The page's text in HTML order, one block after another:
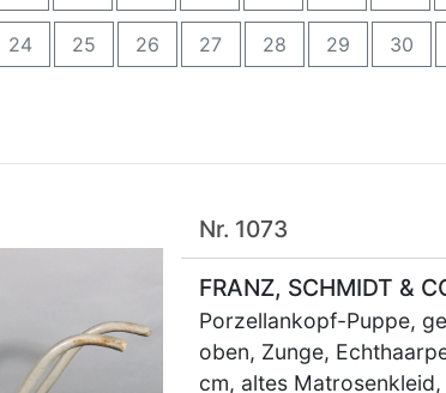
24 25 26 27 28 29 30
Nr. 1073
FRANZ, SCHMIDT &
Porzellankopf-Puppe,
oben, Zunge,
cm, altes